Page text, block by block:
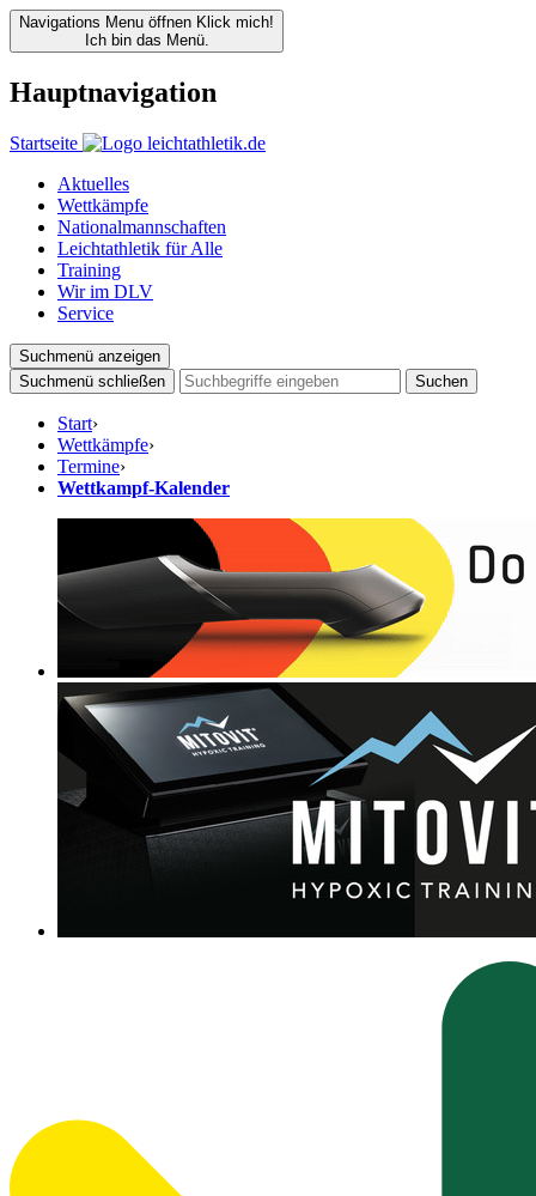
Navigations Menu öffnen Klick mich!
Ich bin das Menü.
Hauptnavigation
Startseite
Aktuelles
Wettkämpfe
Nationalmannschaften
Leichtathletik für Alle
Training
Wir im DLV
Service
Suchmenü anzeigen
Suchmenü schließen
Suchen
Start›
Wettkämpfe›
Termine›
Wettkampf-Kalender